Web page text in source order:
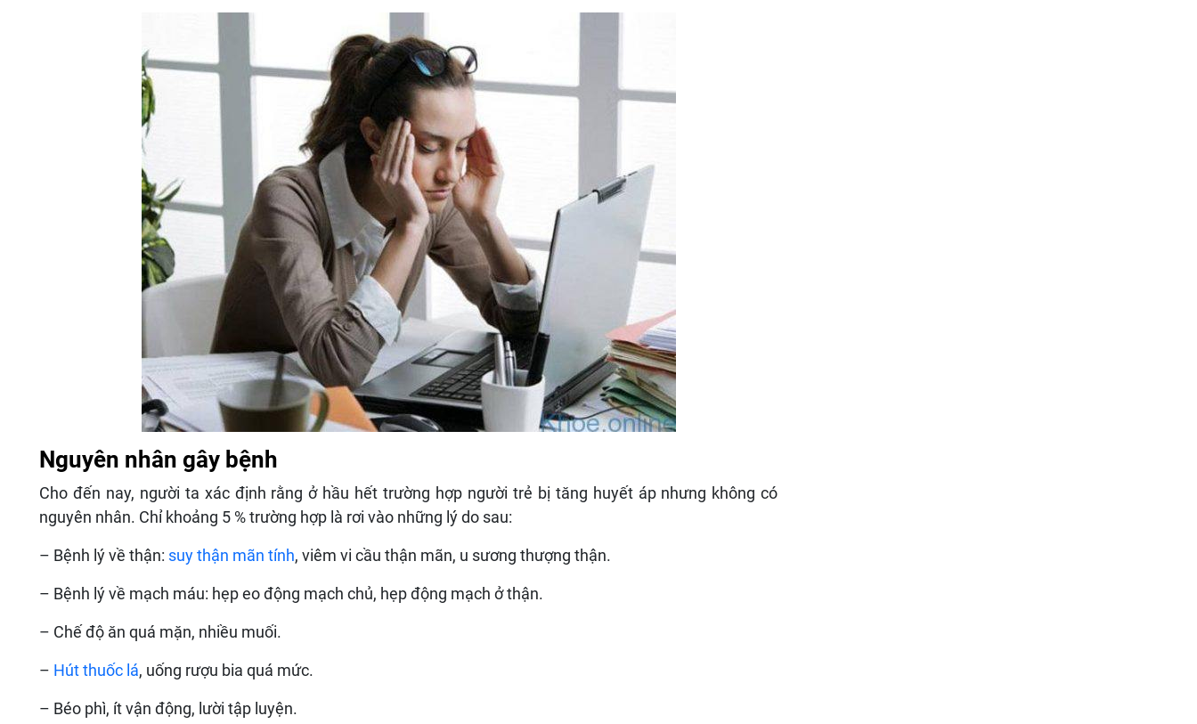
Nguyên nhân gây bệnh
Cho đến nay, người ta xác định rằng ở hầu hết trường hợp người trẻ bị tăng huyết áp nhưng không có
nguyên nhân. Chỉ khoảng 5 % trường hợp là rơi vào những lý do sau:
– Bệnh lý về thận: suy thận mãn tính, viêm vi cầu thận mãn, u sương thượng thận.
– Bệnh lý về mạch máu: hẹp eo động mạch chủ, hẹp động mạch ở thận.
– Chế độ ăn quá mặn, nhiều muối.
– Hút thuốc lá, uống rượu bia quá mức.
– Béo phì, ít vận động, lười tập luyện.